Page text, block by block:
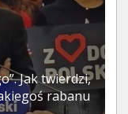
Jak twierdzi,
rabanu